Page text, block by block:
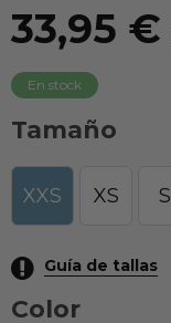
33,95 €
En stock
Tamaño
XXS XS S
Guía de tallas
Color